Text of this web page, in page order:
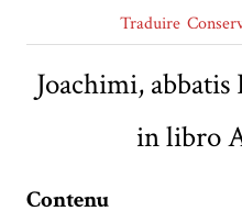
Traduire
Joachimi,
in libro
Contenu